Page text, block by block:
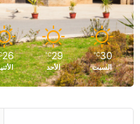
30
℃
السبت
29
℃
الأحد
26